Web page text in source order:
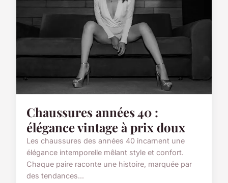
Chaussures années 40 :
élégance vintage à prix doux
Les chaussures des années 40 incarnent une
élégance intemporelle mêlant style et confort.
Chaque paire raconte une histoire, marquée par
des tendances...